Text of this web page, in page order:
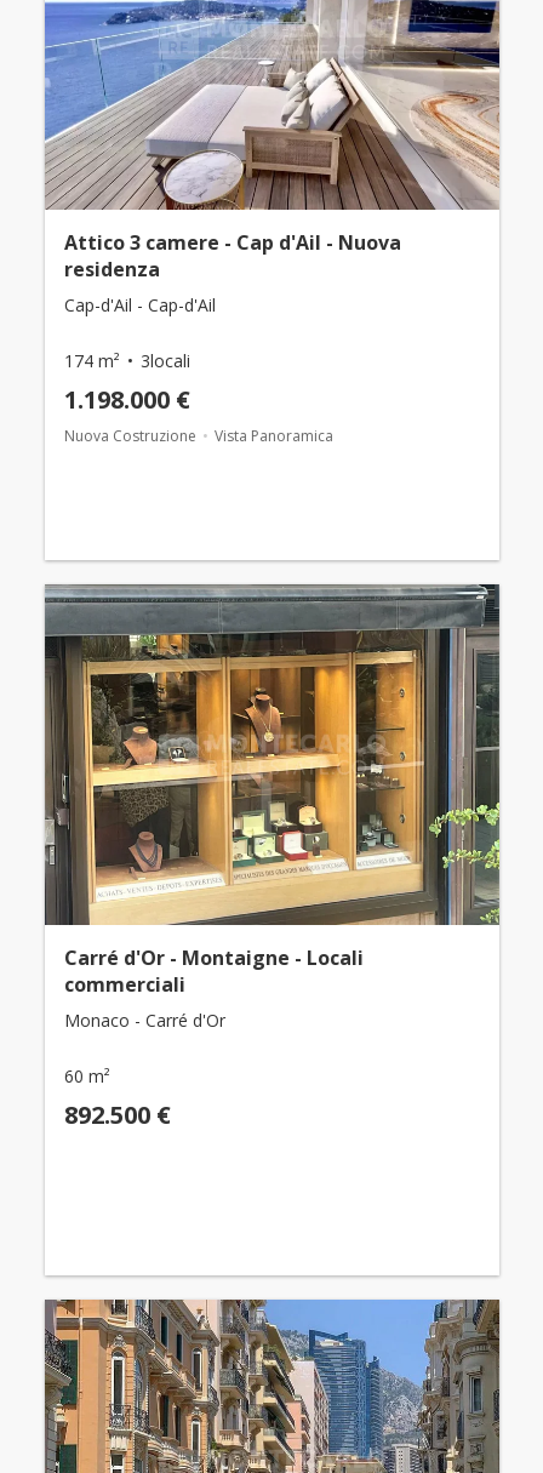
Attico 3 camere - Cap d'Ail - Nuova
residenza
Cap-d'Ail - Cap-d'Ail
174 m² 3locali
1.198.000 €
Nuova Costruzione Vista Panoramica
Carré d'Or - Montaigne - Locali
commerciali
Monaco - Carré d'Or
60 m²
892.500 €